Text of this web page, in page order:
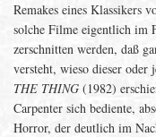
Remakes eines Klassikers
solche Filme eigentlich im
zerschnitten werden, daß
versteht, wieso dieser oder
THE THING (1982)
Carpenter sich bediente,
Horror, der deutlich im